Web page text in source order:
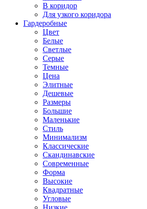
В коридор
Для узкого коридора
Гардеробные
Цвет
Белые
Светлые
Серые
Темные
Цена
Элитные
Дешевые
Размеры
Большие
Маленькие
Стиль
Минимализм
Классические
Скандинавские
Современные
Форма
Высокие
Квадратные
Угловые
Низкие